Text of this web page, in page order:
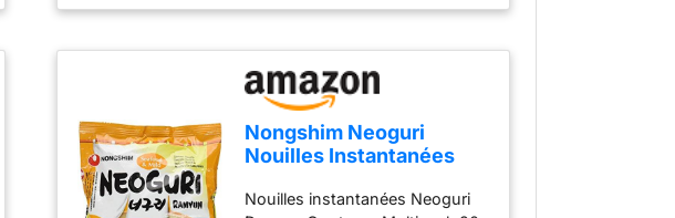
Nongshim Neoguri
Nouilles Instantanées
Nouilles instantanées Neoguri